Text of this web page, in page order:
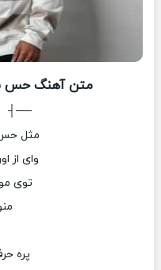
متن آهنگ حس
├──
مثل
وای از
توی
پره